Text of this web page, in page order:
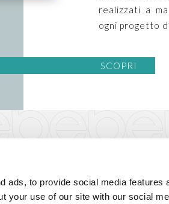
ads, to provide social media features
your use of our site with our social
realizzati a
ogni progetto d’
SCOPRI
il login.